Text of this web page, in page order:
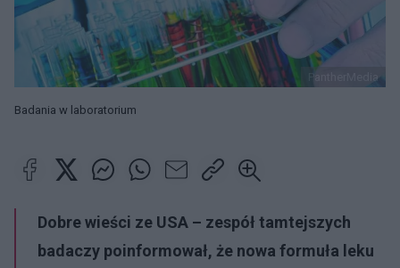
PantherMedia
Badania w laboratorium
Dobre wieści ze USA – zespół tamtejszych
badaczy poinformował, że nowa formuła leku